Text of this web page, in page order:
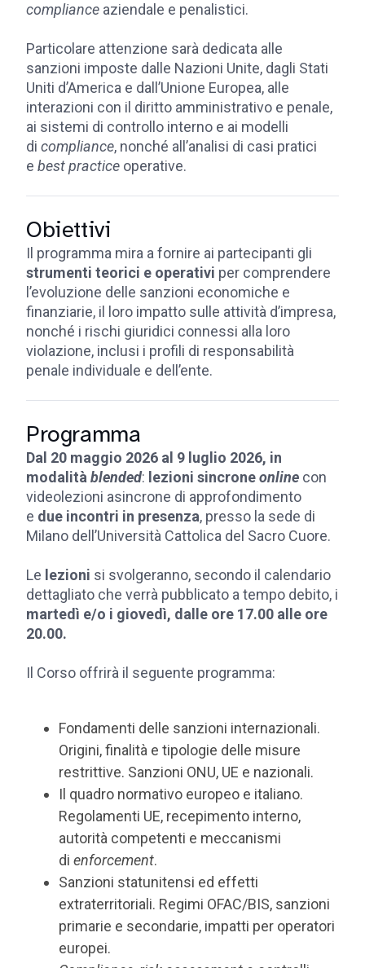
compliance aziendale e penalistici.
Particolare attenzione sarà dedicata alle
sanzioni imposte dalle Nazioni Unite, dagli Stati
Uniti d’America e dall’Unione Europea, alle
interazioni con il diritto amministrativo e penale,
ai sistemi di controllo interno e ai modelli
di compliance, nonché all’analisi di casi pratici
e best practice operative.
Obiettivi
Il programma mira a fornire ai partecipanti gli
strumenti teorici e operativi per comprendere
l’evoluzione delle sanzioni economiche e
finanziarie, il loro impatto sulle attività d’impresa,
nonché i rischi giuridici connessi alla loro
violazione, inclusi i profili di responsabilità
penale individuale e dell’ente.
Programma
Dal 20 maggio 2026 al 9 luglio 2026, in
modalità blended: lezioni sincroneonline con
videolezioni asincrone di approfondimento
e due incontri in presenza, presso la sede di
Milano dell’Università Cattolica del Sacro Cuore.
Le lezioni si svolgeranno, secondo il calendario
dettagliato che verrà pubblicato a tempo debito, i
martedì e/o i giovedì, dalle ore 17.00 alle ore
20.00.
Il Corso offrirà il seguente programma:
Fondamenti delle sanzioni internazionali.
Origini, finalità e tipologie delle misure
restrittive. Sanzioni ONU, UE e nazionali.
Il quadro normativo europeo e italiano.
Regolamenti UE, recepimento interno,
autorità competenti e meccanismi
di enforcement.
Sanzioni statunitensi ed effetti
extraterritoriali. Regimi OFAC/BIS, sanzioni
primarie e secondarie, impatti per operatori
europei.